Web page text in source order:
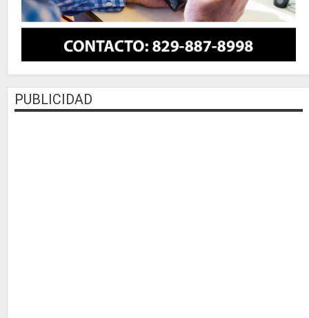
PUBLICIDAD